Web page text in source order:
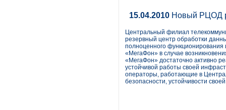
15.04.2010 Новый РЦОД
Центральный филиал
резервный центр обработки
полноценного
«МегаФон» в случае
«МегаФон» достаточно активно
устойчивой работы своей
операторы, работающие в
безопасности, устойчивости